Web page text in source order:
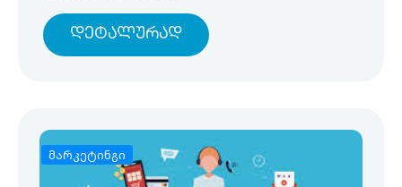
Დეტალურად
მარკეტინგი